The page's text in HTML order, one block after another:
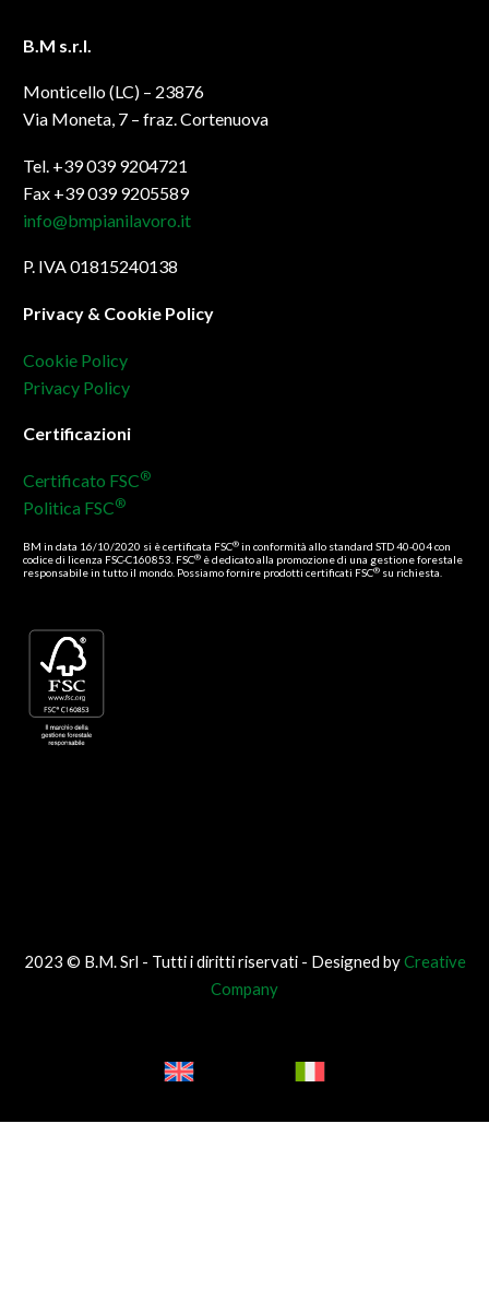
B.M s.r.l.
Monticello (LC) – 23876
Via Moneta, 7 – fraz. Cortenuova
Tel. +39 039 9204721
Fax +39 039 9205589
info@bmpianilavoro.it
P. IVA 01815240138
Privacy & Cookie Policy
Cookie Policy
Privacy Policy
Certificazioni
Certificato FSC®
Politica FSC®
BM in data 16/10/2020 si è certificata FSC® in conformità allo standard STD 40-004 con
codice di licenza FSC-C160853. FSC® è dedicato alla promozione di una gestione forestale
responsabile in tutto il mondo. Possiamo fornire prodotti certificati FSC® su richiesta.
2023 © B.M. Srl - Tutti i diritti riservati - Designed byCreative
Company